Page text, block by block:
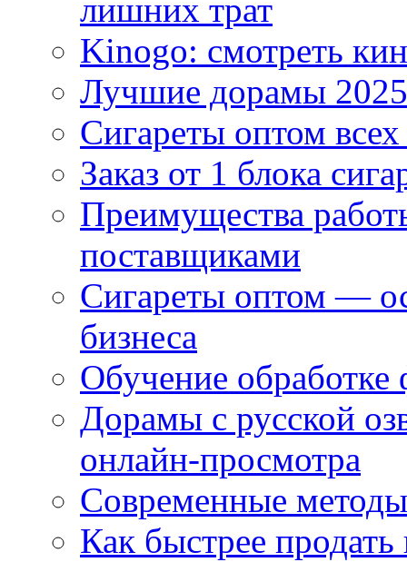
лишних трат
Kinogo: смотреть
Лучшие дорамы
Сигареты оптом
Заказ от 1 блока
Преимущества
поставщиками
Сигареты оптом —
бизнеса
Обучение
Дорамы с русской
онлайн-просмотра
Современные
Как быстрее